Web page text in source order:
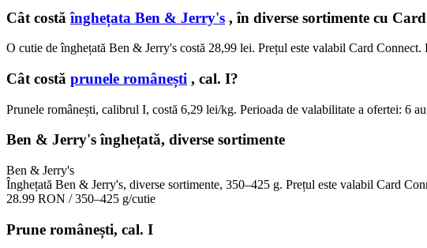
Cât costăînghețata Ben & Jerry's , în diverse sortimente cu
O cutie de înghețată Ben & Jerry's costă 28,99 lei. Prețul este valabil Card
Cât costă prunele românești , cal. I?
Prunele românești, calibrul I, costă 6,29 lei/kg. Perioada de valabilitate a ofertei: 6
Ben & Jerry's înghețată, diverse sortimente
Ben & Jerry's
Înghețată Ben & Jerry's, diverse sortimente, 350–425 g. Prețul este valabil Card
28.99 RON / 350–425 g/cutie
Prune românești, cal. I